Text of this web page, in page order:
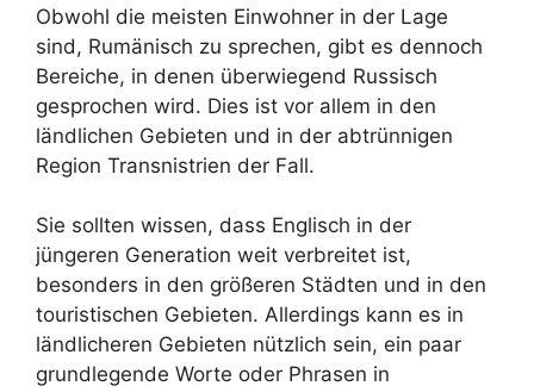
Obwohl die meisten Einwohner in der Lage
sind, Rumänisch zu sprechen, gibt es dennoch
Bereiche, in denen überwiegend Russisch
gesprochen wird. Dies ist vor allem in den
ländlichen Gebieten und in der abtrünnigen
Region Transnistrien der Fall.
Sie sollten wissen, dass Englisch in der
jüngeren Generation weit verbreitet ist,
besonders in den größeren Städten und in den
touristischen Gebieten. Allerdings kann es in
ländlicheren Gebieten nützlich sein, ein paar
grundlegende Worte oder Phrasen in